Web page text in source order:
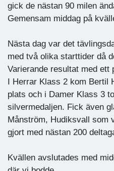
gick de nästan 90 milen
Gemensam middag på
Nästa dag var det
med två olika starttider då
Varierande resultat med ett
I Herrar Klass 2 kom Bertil
plats och i Damer Klass 3
silvermedaljen. Fick även
Månström, Hudiksvall som
gjort med nästan 200
Kvällen avslutades med